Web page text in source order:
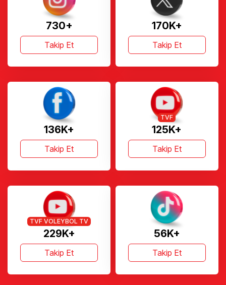
730+
Takip Et
170K+
Takip Et
136K+
Takip Et
125K+
TVF
Takip Et
229K+
TVF VOLEYBOL TV
Takip Et
56K+
Takip Et